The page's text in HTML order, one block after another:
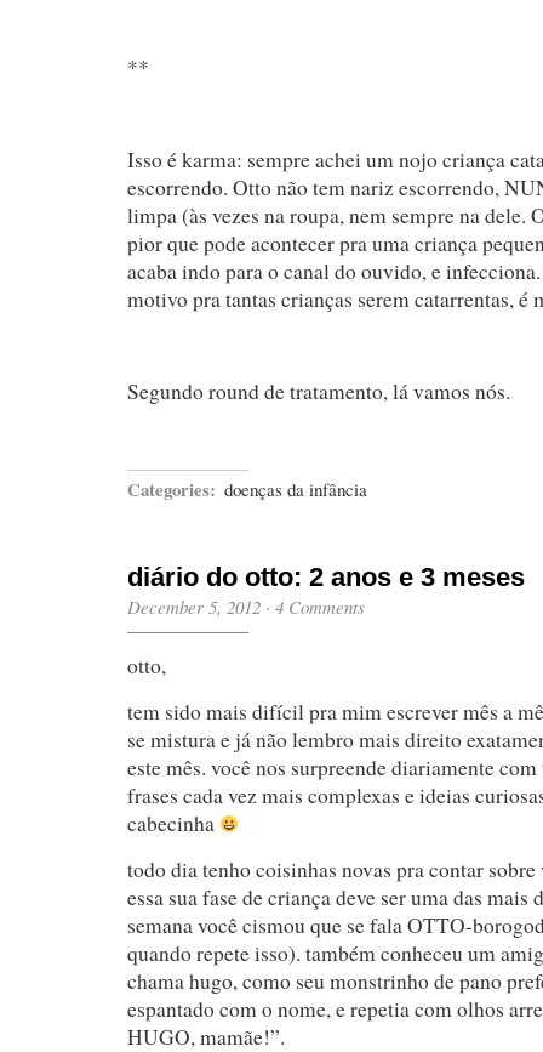
**
Isso é karma: sempre achei um nojo criança
escorrendo. Otto não tem nariz escorrendo,
limpa (às vezes na roupa, nem sempre na dele.
pior que pode acontecer pra uma criança
acaba indo para o canal do ouvido, e
motivo pra tantas crianças serem catarrentas, é
Segundo round de tratamento, lá vamos nós.
Categories: doenças da infância
diário do otto: 2 anos e 3 meses
December 5, 2012 · 4 Comments
otto,
tem sido mais difícil pra mim escrever mês a
se mistura e já não lembro mais direito
este mês. você nos surpreende diariamente
frases cada vez mais complexas e ideias
cabecinha
todo dia tenho coisinhas novas pra contar
essa sua fase de criança deve ser uma das mais
semana você cismou que se fala OTTO-
quando repete isso). também conheceu um
chama hugo, como seu monstrinho de pano
espantado com o nome, e repetia com olhos
HUGO, mamãe!”.